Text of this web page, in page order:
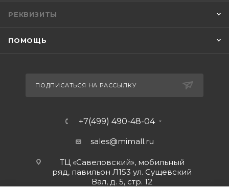
РЕКВИЗИТЫ
ПОМОЩЬ
ПОДПИСАТЬСЯ НА РАССЫЛКУ
+7(499) 490-48-04
sales@mimall.ru
ТЦ «Савеловский», мобильный
ряд, павильон Л153 ул. Сущевский
Вал, д. 5, стр. 12